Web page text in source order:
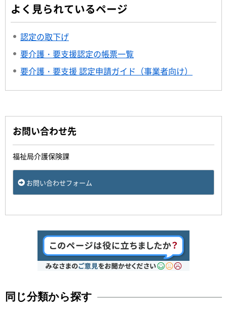
よく見られているページ
認定の取下げ
要介護・要支援認定の帳票一覧
要介護・要支援 認定申請ガイド（事業者向け）
お問い合わせ先
福祉局介護保険課
お問い合わせフォーム
同じ分類から探す